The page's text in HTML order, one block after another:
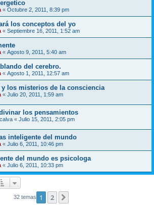
« Octubre 2, 2011, 8:39 pm
los conceptos del yo
« Septiembre 16, 2011, 1:52 am
« Agosto 9, 2011, 5:40 am
del cerebro.
« Agosto 1, 2011, 12:57 am
los misterios de la consciencia
« Julio 20, 2011, 1:59 am
los pensamientos
« Julio 15, 2011, 2:05 pm
inteligente del mundo
« Julio 6, 2011, 10:46 pm
del mundo es psicologa
« Julio 6, 2011, 10:33 pm
32 temas 1 2